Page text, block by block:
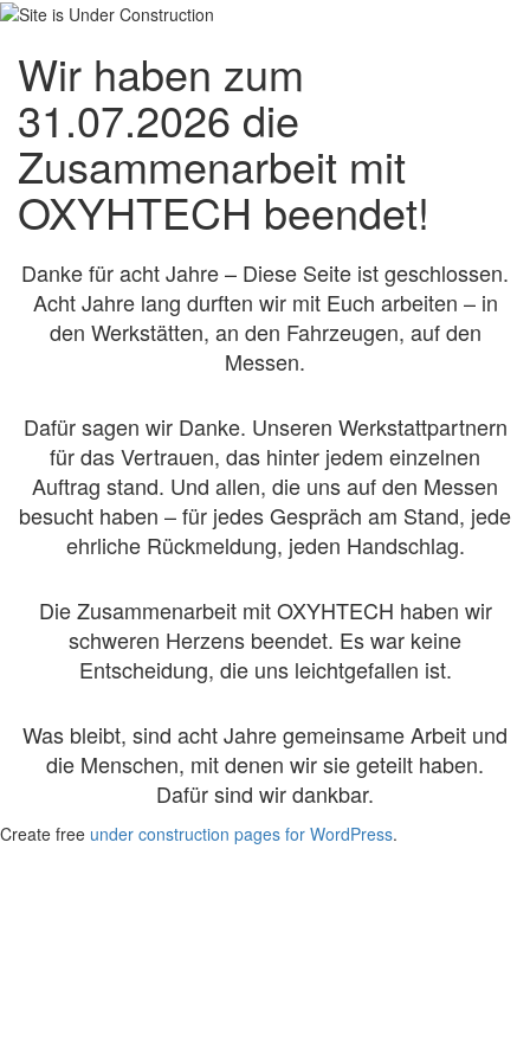
Wir haben zum
31.07.2026 die
Zusammenarbeit mit
OXYHTECH beendet!
Danke für acht Jahre – Diese Seite ist geschlossen.
Acht Jahre lang durften wir mit Euch arbeiten – in
den Werkstätten, an den Fahrzeugen, auf den
Messen.
Dafür sagen wir Danke. Unseren Werkstattpartnern
für das Vertrauen, das hinter jedem einzelnen
Auftrag stand. Und allen, die uns auf den Messen
besucht haben – für jedes Gespräch am Stand, jede
ehrliche Rückmeldung, jeden Handschlag.
Die Zusammenarbeit mit OXYHTECH haben wir
schweren Herzens beendet. Es war keine
Entscheidung, die uns leichtgefallen ist.
Was bleibt, sind acht Jahre gemeinsame Arbeit und
die Menschen, mit denen wir sie geteilt haben.
Dafür sind wir dankbar.
Create free under construction pages for WordPress.